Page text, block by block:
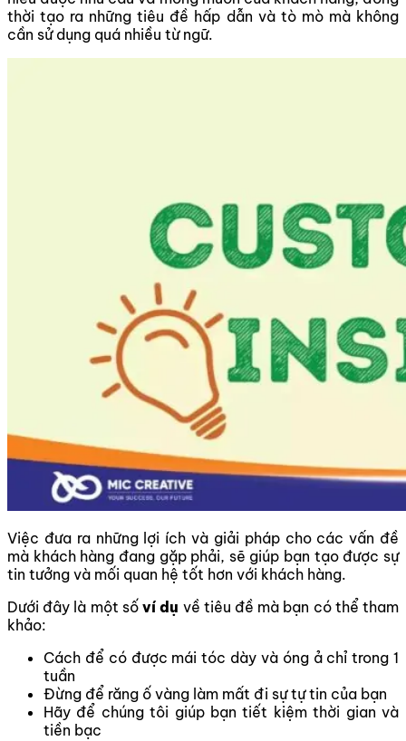
thời tạo ra những tiêu đề hấp dẫn và tò mò mà không
cần sử dụng quá nhiều từ ngữ.
Việc đưa ra những lợi ích và giải pháp cho các vấn đề
mà khách hàng đang gặp phải, sẽ giúp bạn tạo được sự
tin tưởng và mối quan hệ tốt hơn với khách hàng.
Dưới đây là một sốví dụ về tiêu đề mà bạn có thể tham
khảo:
Cách để có được mái tóc dày và óng ả chỉ trong 1
tuần
Đừng để răng ố vàng làm mất đi sự tự tin của bạn
Hãy để chúng tôi giúp bạn tiết kiệm thời gian và
tiền bạc